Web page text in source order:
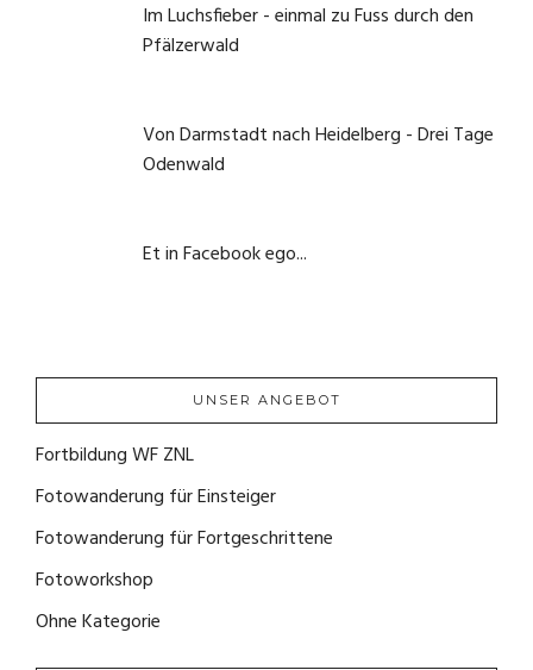
Im Luchsfieber - einmal zu Fuss durch den
Pfälzerwald
Von Darmstadt nach Heidelberg - Drei Tage
Odenwald
Et in Facebook ego...
UNSER ANGEBOT
Fortbildung WF ZNL
Fotowanderung für Einsteiger
Fotowanderung für Fortgeschrittene
Fotoworkshop
Ohne Kategorie